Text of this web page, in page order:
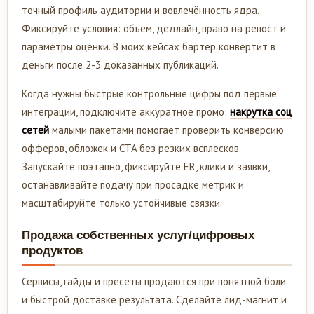
точный профиль аудитории и вовлечённость ядра.
Фиксируйте условия: объём, дедлайн, право на репост и
параметры оценки. В моих кейсах бартер конвертит в
деньги после 2-3 доказанных публикаций.
Когда нужны быстрые контрольные цифры под первые
интеграции, подключите аккуратное промо: накрутка соц
сетей малыми пакетами помогает проверить конверсию
офферов, обложек и CTA без резких всплесков.
Запускайте поэтапно, фиксируйте ER, клики и заявки,
останавливайте подачу при просадке метрик и
масштабируйте только устойчивые связки.
Продажа собственных услуг/цифровых
продуктов
Сервисы, гайды и пресеты продаются при понятной боли
и быстрой доставке результата. Сделайте лид-магнит и